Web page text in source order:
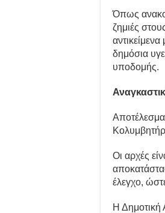
Όπως
ζημιές
δημόσια
υποδομής.
Αποτέλεσμα
Οι αρχές
έλεγχο,
Η Δημοτική